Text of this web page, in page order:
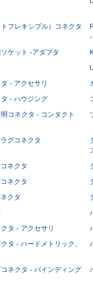
フレキシブル）コネクタ
ケット -アダプタ
- アクセサリ
- ハウジング
コネクタ - コンタクト
グコネクタ
ネクタ
ネクタ
クタ
タ - アクセサリ
タ - ハードメトリック、
ネクタ - バインディング